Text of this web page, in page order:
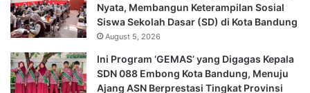
Nyata, Membangun Keterampilan Sosial
Siswa Sekolah Dasar (SD) di Kota Bandung
August 5, 2026
Ini Program ‘GEMAS’ yang Digagas Kepala
SDN 088 Embong Kota Bandung, Menuju
Ajang ASN Berprestasi Tingkat Provinsi